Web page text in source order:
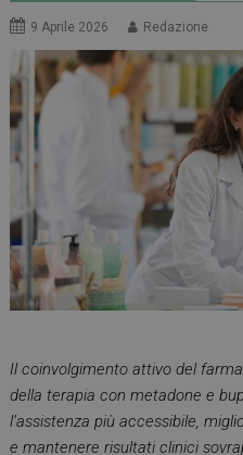
9 Aprile 2026 Redazione
Il coinvolgimento attivo del
della terapia con metadone e
l’assistenza più accessibile,
e mantenere risultati clinici